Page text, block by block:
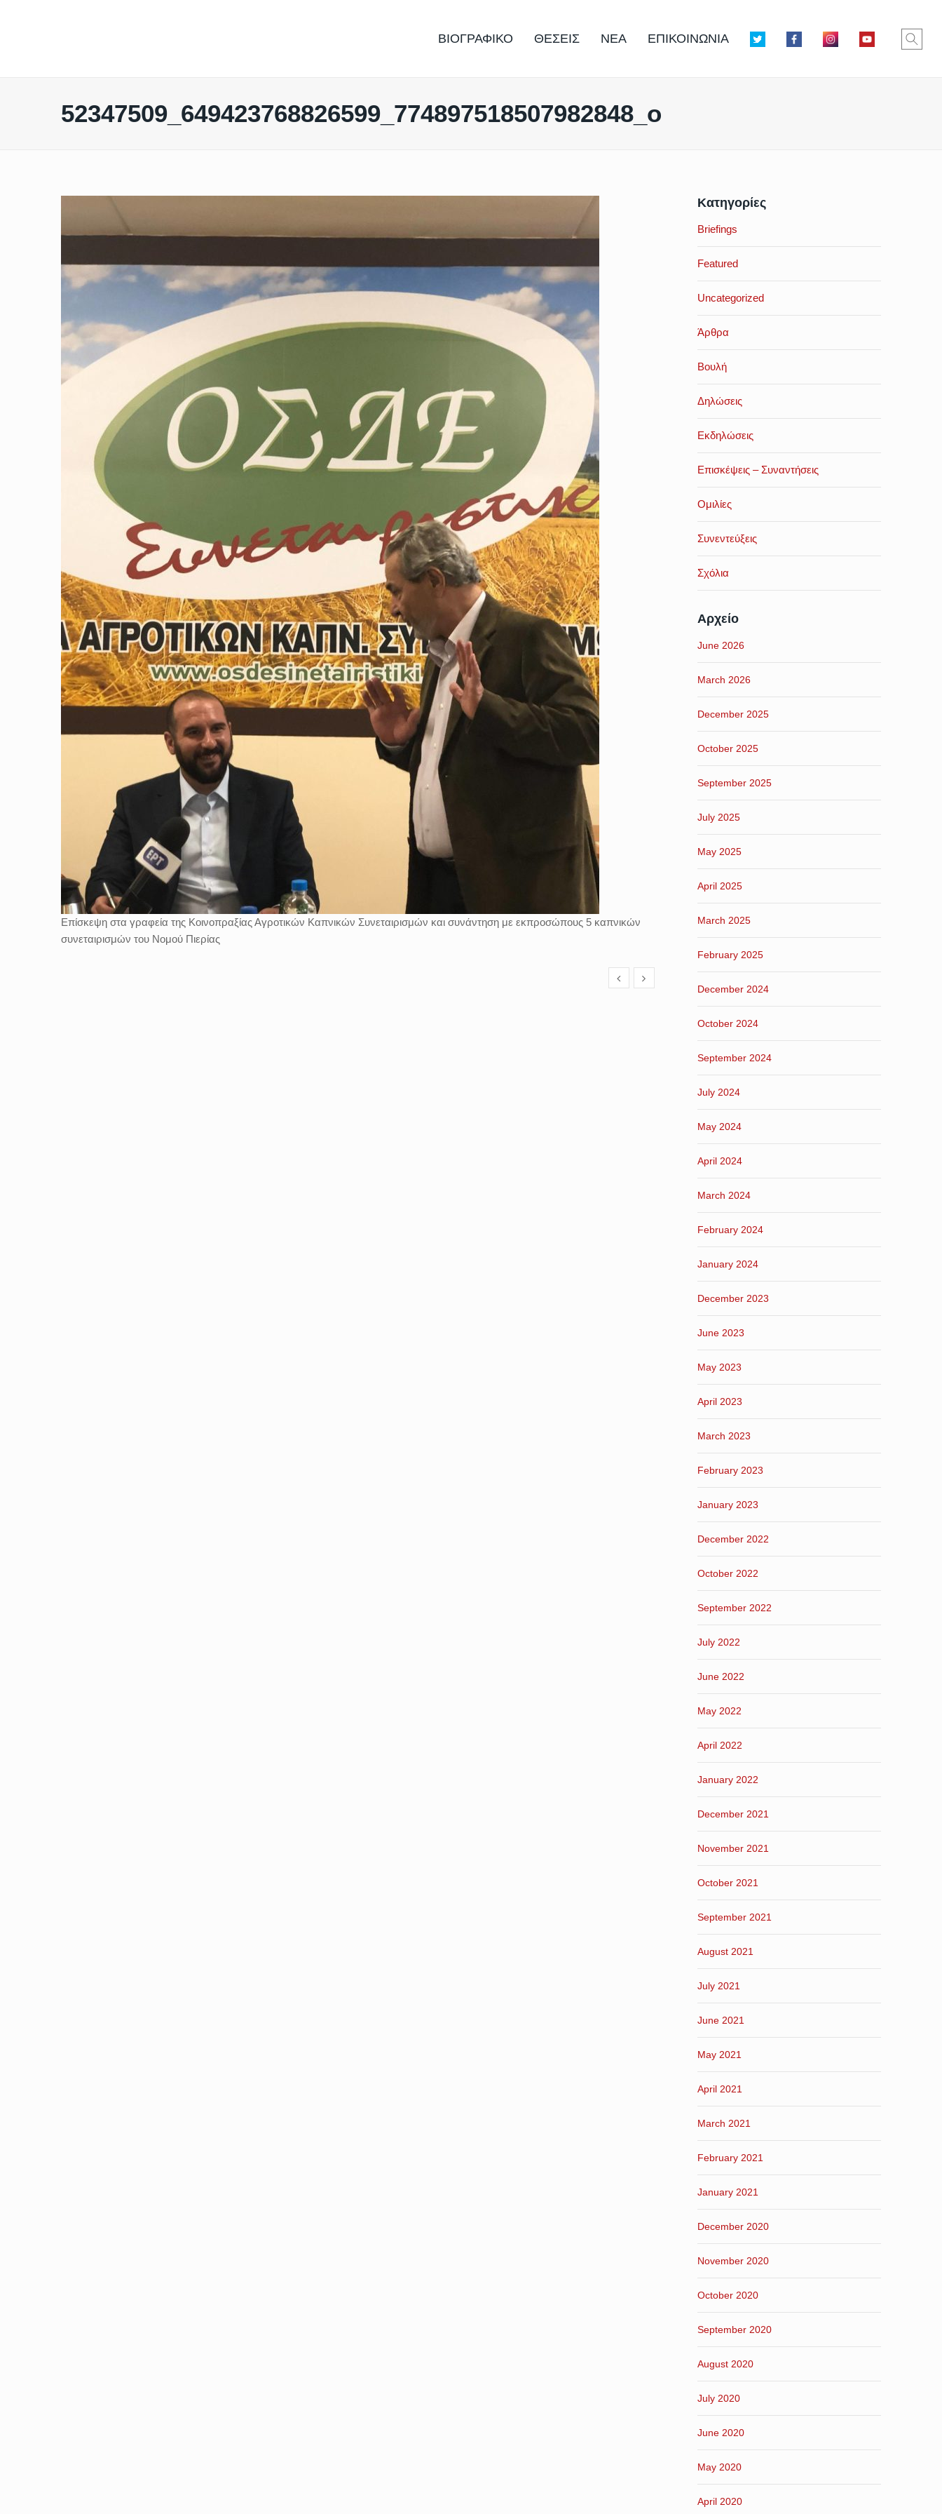
ΒΙΟΓΡΑΦΙΚΟ ΘΕΣΕΙΣ ΝΕΑ ΕΠΙΚΟΙΝΩΝΙΑ
52347509_649423768826599_774897518507982848_o
Επίσκεψη στα γραφεία της Κοινοπραξίας Αγροτικών Καπνικών Συνεταιρισμών και συνάντηση με εκπροσώπους 5 καπνικών
συνεταιρισμών του Νομού Πιερίας
Κατηγορίες
Briefings
Featured
Uncategorized
Άρθρα
Βουλή
Δηλώσεις
Εκδηλώσεις
Επισκέψεις – Συναντήσεις
Ομιλίες
Συνεντεύξεις
Σχόλια
Αρχείο
June 2026
March 2026
December 2025
October 2025
September 2025
July 2025
May 2025
April 2025
March 2025
February 2025
December 2024
October 2024
September 2024
July 2024
May 2024
April 2024
March 2024
February 2024
January 2024
December 2023
June 2023
May 2023
April 2023
March 2023
February 2023
January 2023
December 2022
October 2022
September 2022
July 2022
June 2022
May 2022
April 2022
January 2022
December 2021
November 2021
October 2021
September 2021
August 2021
July 2021
June 2021
May 2021
April 2021
March 2021
February 2021
January 2021
December 2020
November 2020
October 2020
September 2020
August 2020
July 2020
June 2020
May 2020
April 2020